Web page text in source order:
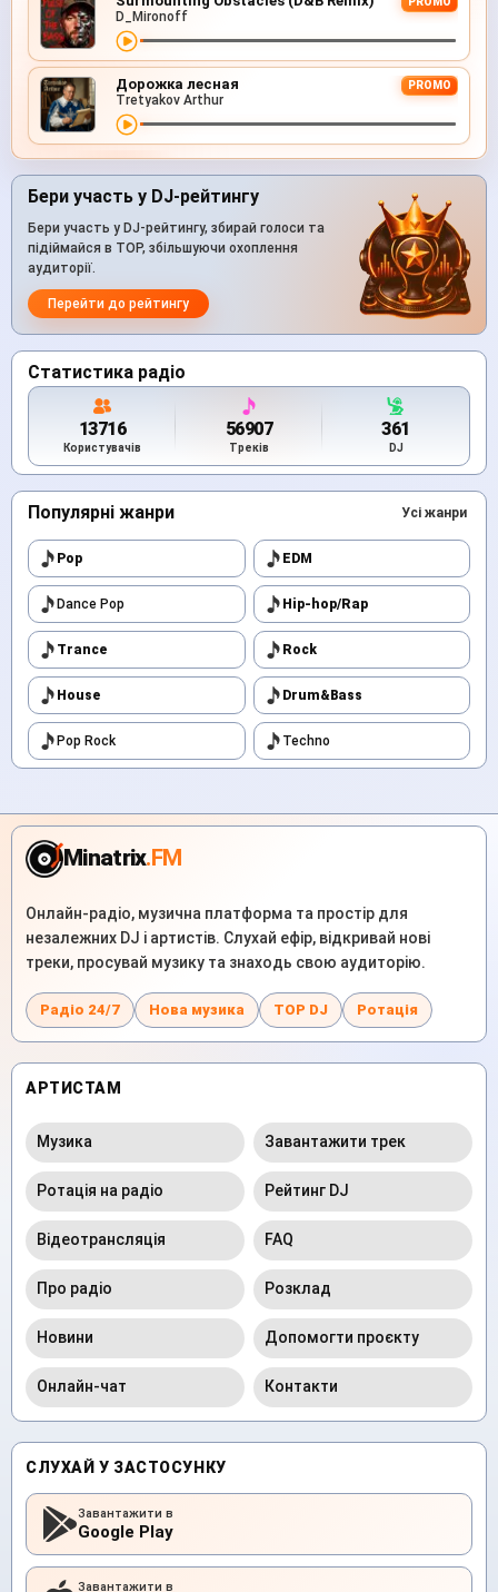
D_Mironoff
Дорожка лесная PROMO
Tretyakov Arthur
Бери участь у DJ-рейтингу
Бери участь у DJ-рейтингу, збирай голоси та
підіймайся в TOP, збільшуючи охоплення
аудиторії.
Перейти до рейтингу
Статистика радіо
13716
Користувачів
56907
Треків
361
DJ
Популярні жанри Усі жанри
Pop EDM
Dance Pop Hip-hop/Rap
Trance Rock
House Drum&Bass
Pop Rock Techno
Minatrix.FM
Онлайн-радіо, музична платформа та простір для
незалежних DJ і артистів. Слухай ефір, відкривай нові
треки, просувай музику та знаходь свою аудиторію.
Радіо 24/7 Нова музика TOP DJ Ротація
АРТИСТАМ
Музика Завантажити трек
Ротація на радіо Рейтинг DJ
Відеотрансляція FAQ
Про радіо Розклад
Новини Допомогти проєкту
Онлайн-чат Контакти
СЛУХАЙ У ЗАСТОСУНКУ
Завантажити в
Google Play
Завантажити в